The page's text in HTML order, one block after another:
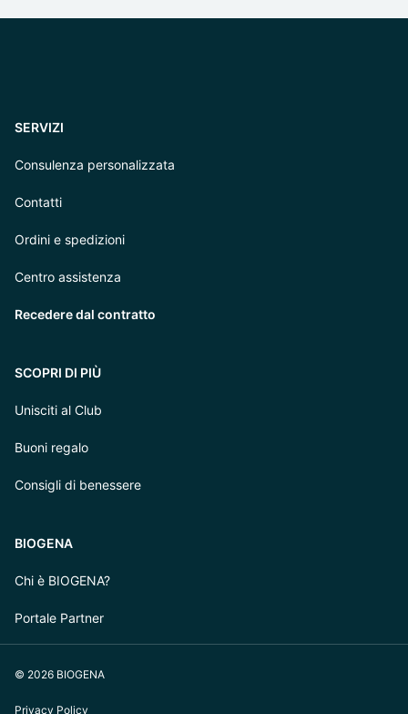
SERVIZI
Consulenza personalizzata
Contatti
Ordini e spedizioni
Centro assistenza
Recedere dal contratto
SCOPRI DI PIÙ
Unisciti al Club
Buoni regalo
Consigli di benessere
BIOGENA
Chi è BIOGENA?
Portale Partner
© 2026 BIOGENA
Privacy Policy